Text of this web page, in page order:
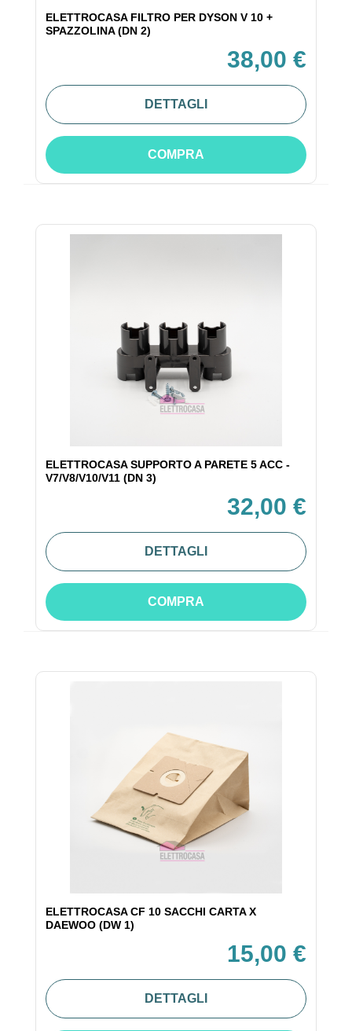
ELETTROCASA FILTRO PER DYSON V 10 +
SPAZZOLINA (DN 2)
38,00 €
DETTAGLI
COMPRA
ELETTROCASA SUPPORTO A PARETE 5 ACC -
V7/V8/V10/V11 (DN 3)
32,00 €
DETTAGLI
COMPRA
ELETTROCASA CF 10 SACCHI CARTA X
DAEWOO (DW 1)
15,00 €
DETTAGLI